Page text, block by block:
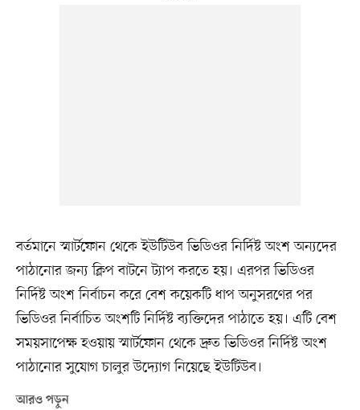
বর্তমানে স্মার্টফোন থেকে ইউটিউব ভিডিওর নির্দিষ্ট অংশ অন্যদের
পাঠানোর জন্য ক্লিপ বাটনে ট্যাপ করতে হয়। এরপর ভিডিওর
নির্দিষ্ট অংশ নির্বাচন করে বেশ কয়েকটি ধাপ অনুসরণের পর
ভিডিওর নির্বাচিত অংশটি নির্দিষ্ট ব্যক্তিদের পাঠাতে হয়। এটি বেশ
সময়সাপেক্ষ হওয়ায় স্মার্টফোন থেকে দ্রুত ভিডিওর নির্দিষ্ট অংশ
পাঠানোর সুযোগ চালুর উদ্যোগ নিয়েছে ইউটিউব।
আরও পড়ুন